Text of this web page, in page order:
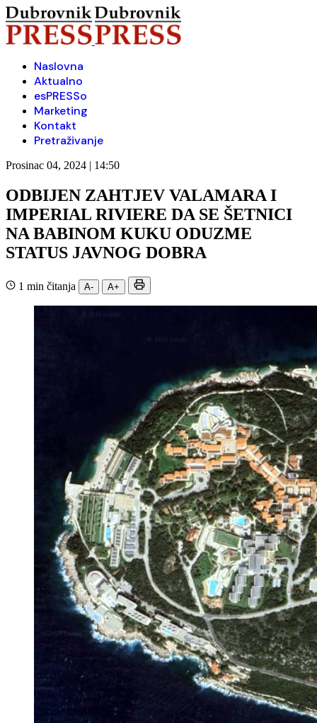
Naslovna
Aktualno
esPRESSo
Marketing
Kontakt
Pretraživanje
Prosinac 04, 2024 | 14:50
ODBIJEN ZAHTJEV VALAMARA I
IMPERIAL RIVIERE DA SE ŠETNICI
NA BABINOM KUKU ODUZME
STATUS JAVNOG DOBRA
1 min čitanja A- A+